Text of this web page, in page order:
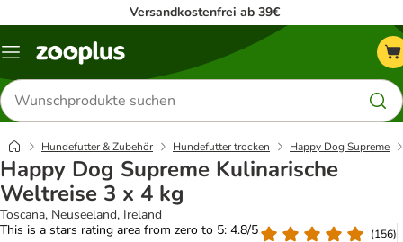
Versandkostenfrei ab 39€
Menü
Produkte
suchen
Hundefutter & Zubehör Hundefutter trocken Happy Dog Supreme
Happy Dog Supreme Kulinarische
Weltreise 3 x 4 kg
Toscana, Neuseeland, Ireland
This is a stars rating area from zero to 5: 4.8/5
(156)